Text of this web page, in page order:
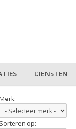
DIENSTEN
Merk:
Sorteren op: